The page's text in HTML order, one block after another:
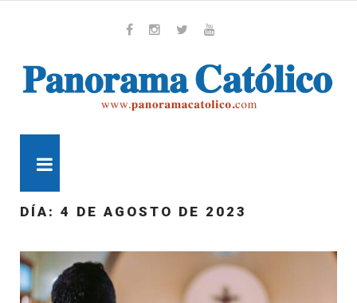
DÍA: 4 DE AGOSTO DE 2023